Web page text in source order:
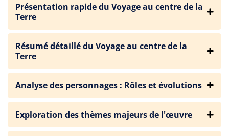
Présentation rapide du Voyage au centre de la
Terre
Résumé détaillé du Voyage au centre de la
Terre
Analyse des personnages : Rôles et évolutions
Exploration des thèmes majeurs de l'œuvre